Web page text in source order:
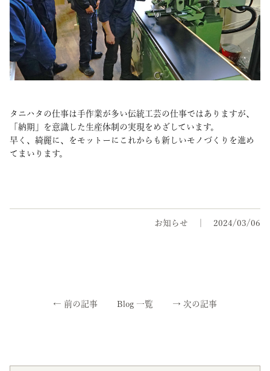
タニハタの仕事は手作業が多い伝統工芸の仕事ではありますが、
「納期」を意識した生産体制の実現をめざしています。
早く、綺麗に、をモットーにこれからも新しいモノづくりを進め
てまいります。
お知らせ 2024/03/06
← 前の記事 Blog 一覧 → 次の記事